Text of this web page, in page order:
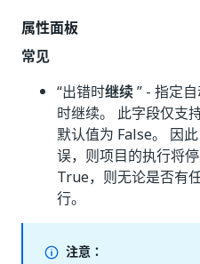
属性面板
常见
“出错时继续” - 指定
时继续。 此字段仅支
默认值为 False。 因
误，则项目的执行将
True，则无论是否有
行。
注意：